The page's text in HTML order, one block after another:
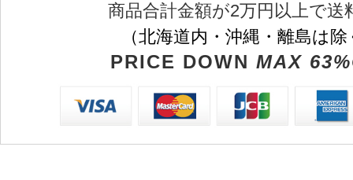
商品合計金額が2万円以上で送
（北海道内・沖縄・離島は
PRICE DOWN MAX